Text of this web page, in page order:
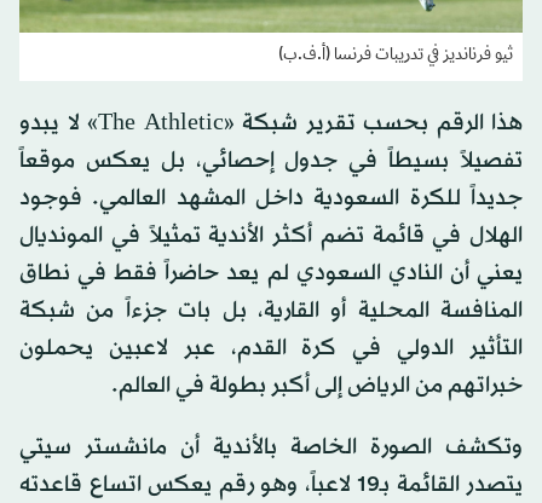
ثيو فرنانديز في تدريبات فرنسا (أ.ف.ب)
هذا الرقم بحسب تقرير شبكة «The Athletic» لا يبدو
تفصيلاً بسيطاً في جدول إحصائي، بل يعكس موقعاً
جديداً للكرة السعودية داخل المشهد العالمي. فوجود
الهلال في قائمة تضم أكثر الأندية تمثيلاً في المونديال
يعني أن النادي السعودي لم يعد حاضراً فقط في نطاق
المنافسة المحلية أو القارية، بل بات جزءاً من شبكة
التأثير الدولي في كرة القدم، عبر لاعبين يحملون
خبراتهم من الرياض إلى أكبر بطولة في العالم.
وتكشف الصورة الخاصة بالأندية أن مانشستر سيتي
يتصدر القائمة بـ19 لاعباً، وهو رقم يعكس اتساع قاعدته